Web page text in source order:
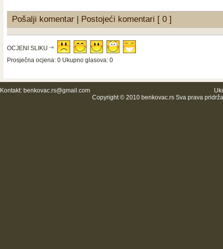
Pošalji komentar | Postojeći komentari [ 0 ]
OCJENI SLIKU
Prosječna ocjena: 0 Ukupno glasova: 0
Kontakt: benkovac.rs@gmail.com
Copyright © 2010 benkovac.rs Sva prava